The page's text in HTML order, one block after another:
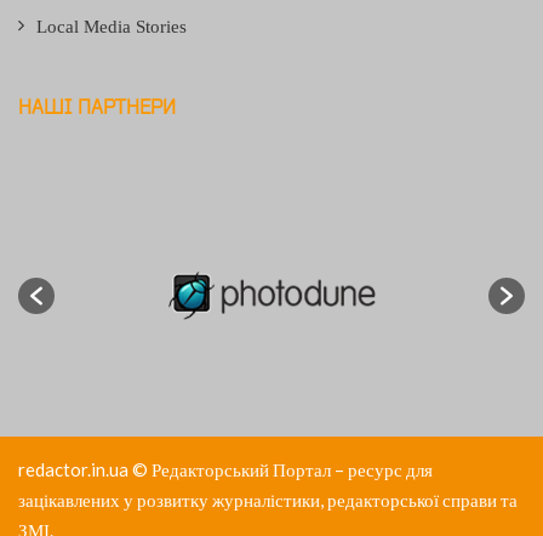
Local Media Stories
НАШІ ПАРТНЕРИ
redactor.in.ua© Редакторський Портал – ресурс для
зацікавлених у розвитку журналістики, редакторської справи та
ЗМІ.